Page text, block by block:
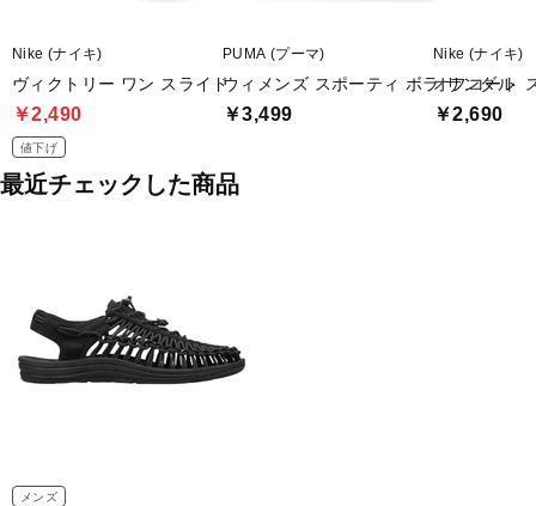
Nike (ナイキ)
ヴィクトリー ワン スライド
￥2,490
値下げ
PUMA (プーマ)
ウィメンズ スポーティ ボラ サンダル
￥3,499
Nike (ナイキ)
オフコート
￥2,690
最近チェックした商品
メンズ